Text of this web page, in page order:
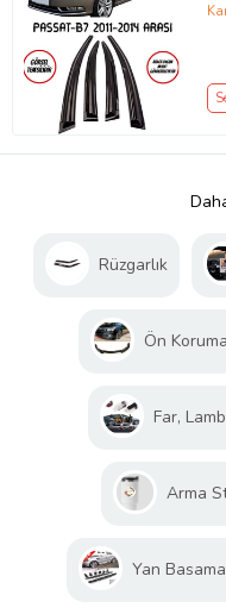
Rüzgarlık
Ön Koruma
Far,
Arma
Yan